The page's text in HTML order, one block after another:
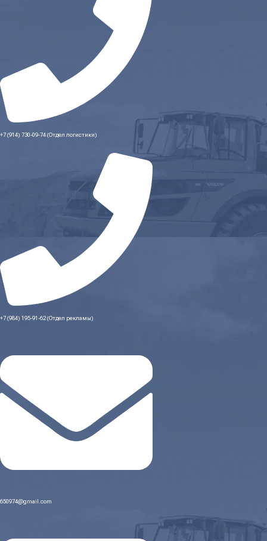
+7 (914) 730-09-74 (Отдел логистики)
+7 (984) 195-91-62 (Отдел рекламы)
650974@gmail.com